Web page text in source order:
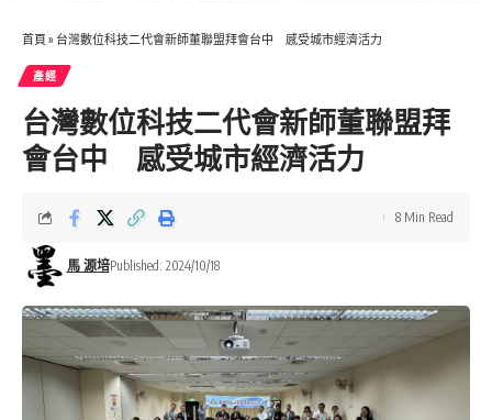
首頁 » 台灣數位科技二代會新師董聯盟拜會台中 感受城市經濟活力
產經
台灣數位科技二代會新師董聯盟拜
會台中 感受城市經濟活力
馬 源培Published: 2024/10/18
8 Min Read